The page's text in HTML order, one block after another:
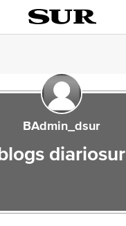
BAdmin_dsur
blogs diariosur